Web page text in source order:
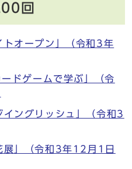
回
オープン」（令和3年
ドゲームで学ぶ」（令
ングリッシュ」（令和3
」（令和3年12月1日